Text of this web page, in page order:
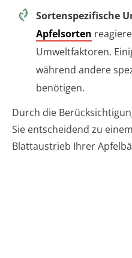
Sortenspezifische
Apfelsorten
Umweltfaktoren.
während andere
benötigen.
Durch die
Sie entscheidend zu
Blattaustrieb Ihrer